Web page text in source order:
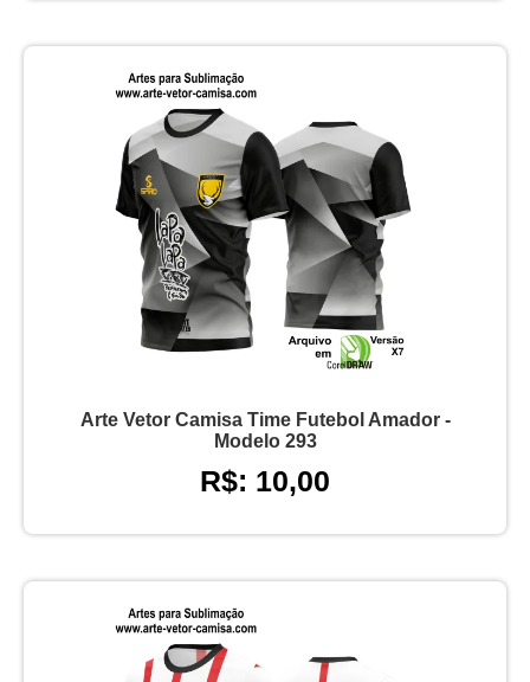
Arte Vetor Camisa Time Futebol Amador -
Modelo 293
R$: 10,00